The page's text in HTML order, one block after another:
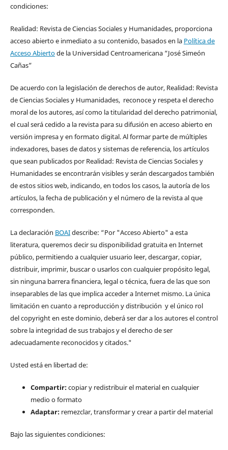
condiciones:
Realidad: Revista de Ciencias Sociales y Humanidades, proporciona
acceso abierto e inmediato a su contenido, basados en la Política de
Acceso Abiertode la Universidad Centroamericana “José Simeón
Cañas”
De acuerdo con la legislación de derechos de autor, Realidad: Revista
de Ciencias Sociales y Humanidades, reconoce y respeta el derecho
moral de los autores, así como la titularidad del derecho patrimonial,
el cual será cedido a la revista para su difusión en acceso abierto en
versión impresa y en formato digital. Al formar parte de múltiples
indexadores, bases de datos y sistemas de referencia, los artículos
que sean publicados por Realidad: Revista de Ciencias Sociales y
Humanidades se encontrarán visibles y serán descargados también
de estos sitios web, indicando, en todos los casos, la autoría de los
artículos, la fecha de publicación y el número de la revista al que
corresponden.
La declaración BOAIdescribe: “Por "Acceso Abierto" a esta
literatura, queremos decir su disponibilidad gratuita en Internet
público, permitiendo a cualquier usuario leer, descargar, copiar,
distribuir, imprimir, buscar o usarlos con cualquier propósito legal,
sin ninguna barrera financiera, legal o técnica, fuera de las que son
inseparables de las que implica acceder a Internet mismo. La única
limitación en cuanto a reproducción y distribución y el único rol
del copyright en este dominio, deberá ser dar a los autores el control
sobre la integridad de sus trabajos y el derecho de ser
adecuadamente reconocidos y citados."
Usted está en libertad de:
Compartir:copiar y redistribuir el material en cualquier
medio o formato
Adaptar:remezclar, transformar y crear a partir del material
Bajo las siguientes condiciones: